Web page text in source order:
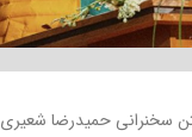
سخنرانی حمیدرضا شعیری